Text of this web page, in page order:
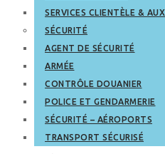
SERVICES CLIENTÈLE &
SÉCURITÉ
AGENT DE SÉCURITÉ
ARMÉE
CONTRÔLE DOUANIER
POLICE ET GENDARMERIE
SÉCURITÉ – AÉROPORTS
TRANSPORT SÉCURISÉ